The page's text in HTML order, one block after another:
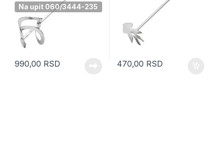
Na upit 060/3444-235
990,00 RSD 470,00 RSD